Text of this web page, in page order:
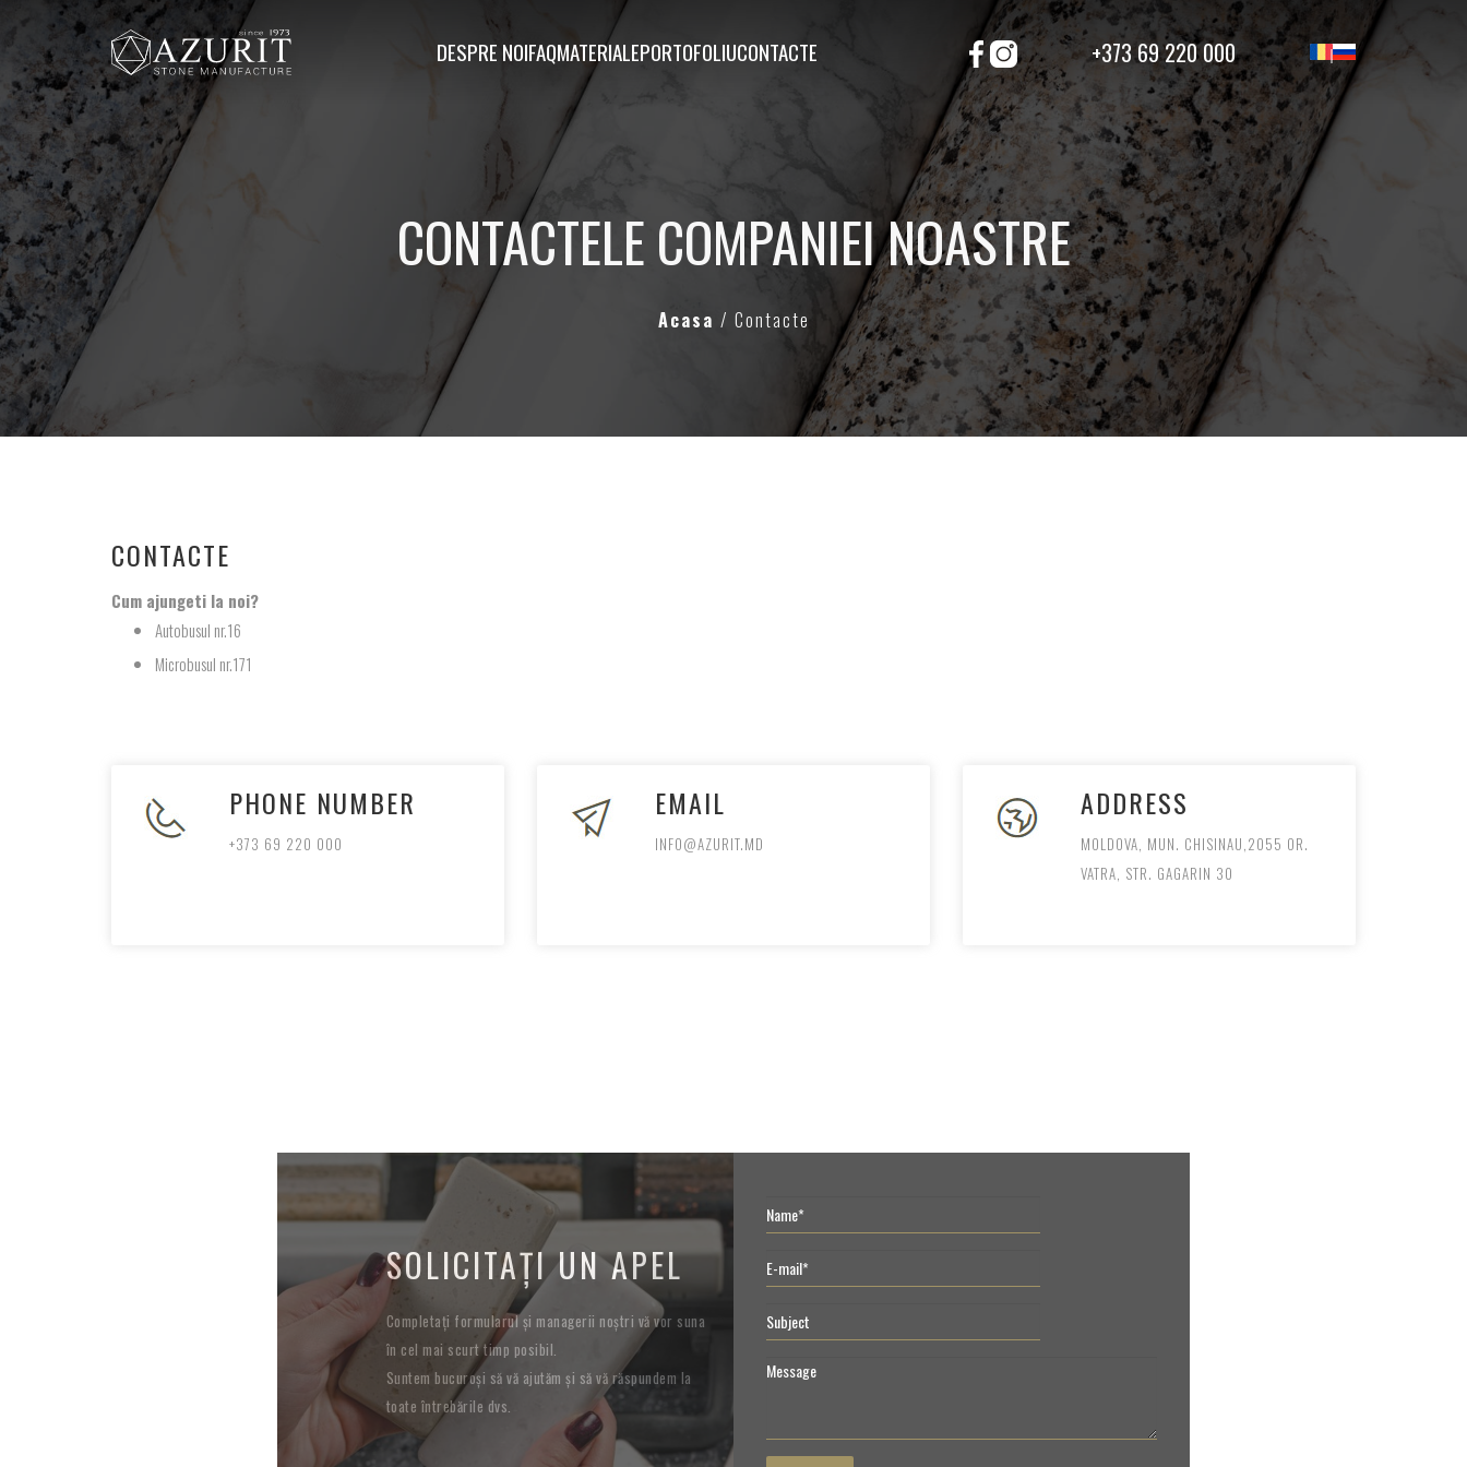
DESPRE NOIFAQMATERIALEPORTOFOLIUCONTACTE +373 69 220 000
CONTACTELE COMPANIEI NOASTRE
Acasa / Contacte
CONTACTE
Cum ajungeti la noi?
Autobusul nr.16
Microbusul nr.171
PHONE NUMBER
+373 69 220 000
EMAIL
INFO@AZURIT.MD
ADDRESS
MOLDOVA, MUN. CHISINAU,2055 OR.
VATRA, STR. GAGARIN 30
SOLICITAȚI UN APEL
Completați formularul și managerii noștri vă vor suna
în cel mai scurt timp posibil.
Suntem bucuroși să vă ajutăm și să vă răspundem la
toate întrebările dvs.